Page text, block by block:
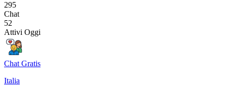
295
Chat
52
Attivi Oggi
Chat Gratis
Italia